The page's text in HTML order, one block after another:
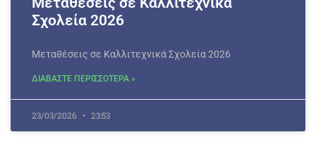
Σχολεία 2026
Μεταθέσεις σε Καλλιτεχνικά Σχολεία 2026
ΔΙΑΒΑΣΤΕ ΠΕΡΙΣΣΟΤΕΡΑ »
23/03/2026 23:53